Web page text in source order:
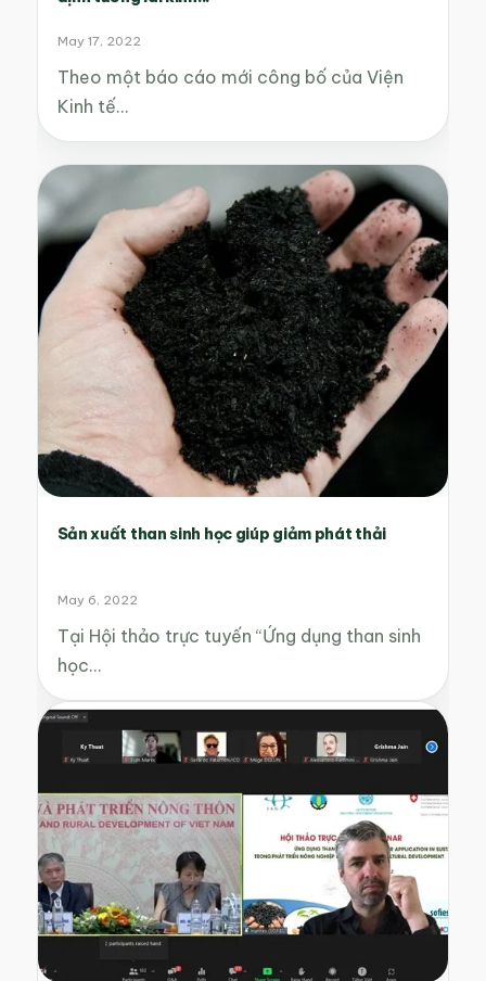
May 17, 2022
Theo một báo cáo mới công bố của Viện
Kinh tế…
Sản xuất than sinh học giúp giảm phát thải
May 6, 2022
Tại Hội thảo trực tuyến “Ứng dụng than sinh
học…